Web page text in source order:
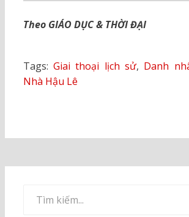
Theo GIÁO DỤC & THỜI ĐẠI
Tags: Giai thoại lịch sử, Danh
Nhà Hậu Lê
kiếm